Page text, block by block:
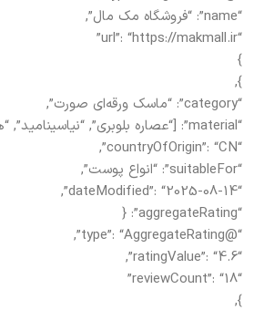
“name”: “فروشگاه مک مال”,
“url”: “https://makmall.ir”
}
},
“category”: “ماسک ورقه‌ای صورت”,
“material”: [“عصاره بلوبری”, “نیاسینامید”, “هیالورونیک اسید”, “گلیسیرین”],
“countryOfOrigin”: “CN”,
“suitableFor”: “انواع پوست”,
“dateModified”: “2025-08-14”,
“aggregateRating”: {
“@type”: “AggregateRating”,
“ratingValue”: “4.6”,
“reviewCount”: “18”
},